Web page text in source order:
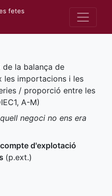
fetes
de la balança de
les importacions i les
/ proporció entre les
, A-M)
negoci no ens era
compte d'explotació
(p.ext.)